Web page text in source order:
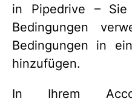
in Pipedrive – Sie
Bedingungen
Bedingungen in
hinzufügen.
In Ihrem